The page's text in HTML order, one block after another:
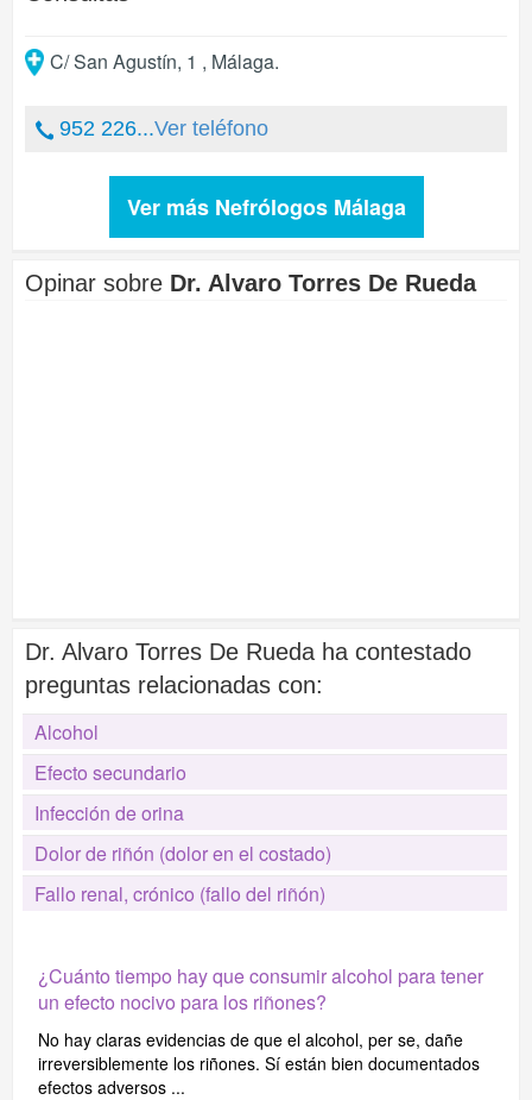
C/ San Agustín, 1 , Málaga.
952 226...Ver teléfono
Ver más Nefrólogos Málaga
Opinar sobre Dr. Alvaro Torres De Rueda
Dr. Alvaro Torres De Rueda ha contestado
preguntas relacionadas con:
Alcohol
Efecto secundario
Infección de orina
Dolor de riñón (dolor en el costado)
Fallo renal, crónico (fallo del riñón)
¿Cuánto tiempo hay que consumir alcohol para tener
un efecto nocivo para los riñones?
No hay claras evidencias de que el alcohol, per se, dañe
irreversiblemente los riñones. Sí están bien documentados
efectos adversos ...